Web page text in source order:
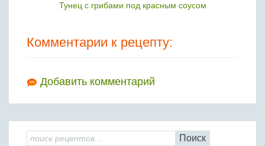
Тунец с грибами под красным соусом
Комментарии к рецепту:
Добавить комментарий
Поиск